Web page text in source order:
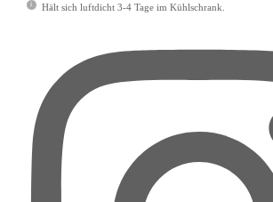
Hält sich luftdicht 3-4 Tage im Kühlschrank.